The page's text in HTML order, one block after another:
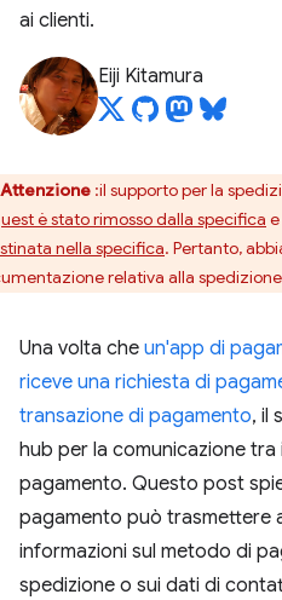
ai clienti.
Eiji Kitamura
Attenzione :il supporto per la
è stato rimosso dalla specifica
nella specifica. Pertanto,
relativa alla
Una volta che un'app di
riceve una richiesta di
transazione di pagamento, il
hub per la comunicazione
pagamento. Questo post
pagamento può trasmettere
informazioni sul metodo di
spedizione o sui dati di